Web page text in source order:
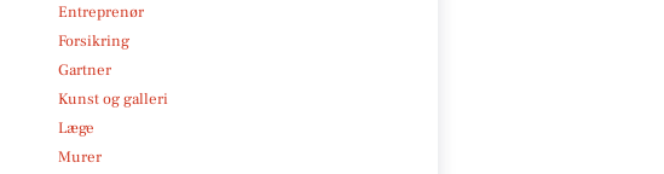
Entreprenør
Forsikring
Gartner
Kunst og galleri
Læge
Murer